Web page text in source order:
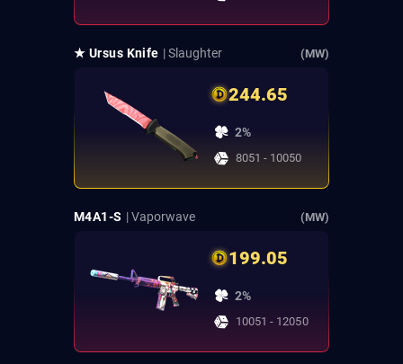
★ Ursus Knife | Slaughter (MW)
244.65
2%
8051 - 10050
M4A1-S | Vaporwave (MW)
199.05
2%
10051 - 12050